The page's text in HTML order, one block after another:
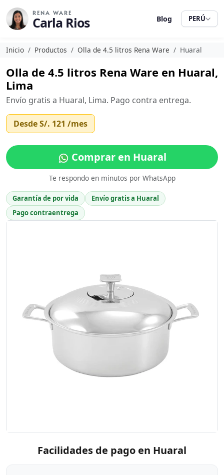
RENA WARE
Carla Rios Blog PERÚ
Inicio Productos Olla de 4.5 litros Rena Ware Huaral
Olla de 4.5 litros Rena Ware en Huaral,
Lima
Envío gratis a Huaral, Lima. Pago contra entrega.
DesdeS/. 121 /mes
Comprar en Huaral
Te respondo en minutos por WhatsApp
Garantía de por vida
Envío gratis a Huaral
Pago contraentrega
Facilidades de pago en Huaral